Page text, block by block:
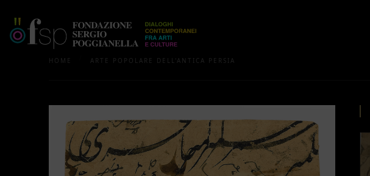
HOME ARTE POPOLARE DELL'ANTICA PERSIA